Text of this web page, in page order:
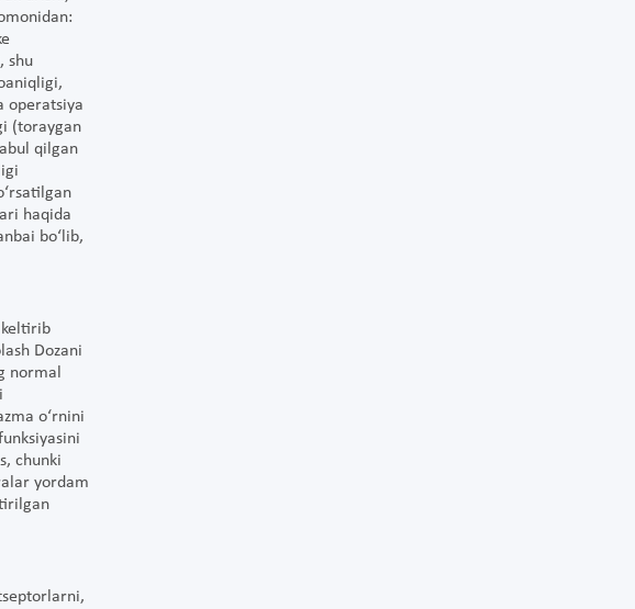
shu
operatsiya
(toraygan
qilgan
haqida
bo‘lib,
Dozani
normal
o‘rnini
chunki
yordam